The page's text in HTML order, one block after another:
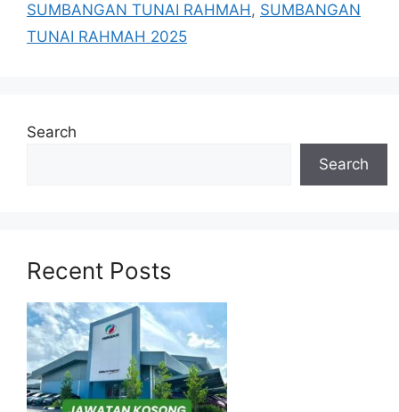
SUMBANGAN TUNAI RAHMAH, SUMBANGAN
TUNAI RAHMAH 2025
Search
Search
Recent Posts